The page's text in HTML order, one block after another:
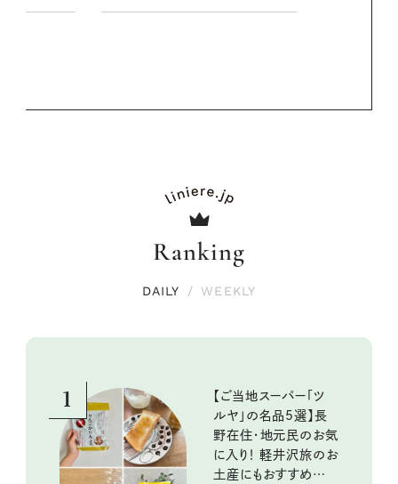
Ranking
DAILY / WEEKLY
1
【ご当地スーパー「ツ
ルヤ」の名品5選】長
野在住・地元民のお気
に入り！ 軽井沢旅のお
土産にもおすすめのお